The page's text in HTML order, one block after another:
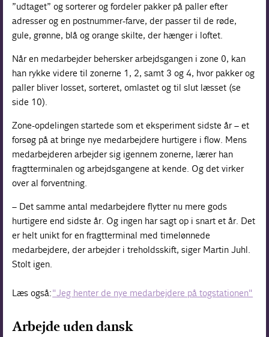
”udtaget” og sorterer og fordeler pakker på paller efter
adresser og en postnummer-farve, der passer til de røde,
gule, grønne, blå og orange skilte, der hænger i loftet.
Når en medarbejder behersker arbejdsgangen i zone 0, kan
han rykke videre til zonerne 1, 2, samt 3 og 4, hvor pakker og
paller bliver losset, sorteret, omlastet og til slut læsset (se
side 10).
Zone-opdelingen startede som et eksperiment sidste år – et
forsøg på at bringe nye medarbejdere hurtigere i flow. Mens
medarbejderen arbejder sig igennem zonerne, lærer han
fragtterminalen og arbejdsgangene at kende. Og det virker
over al forventning.
– Det samme antal medarbejdere flytter nu mere gods
hurtigere end sidste år. Og ingen har sagt op i snart et år. Det
er helt unikt for en fragtterminal med timelønnede
medarbejdere, der arbejder i treholdsskift, siger Martin Juhl.
Stolt igen.
Læs også:"Jeg henter de nye medarbejdere på togstationen"
Arbejde uden dansk